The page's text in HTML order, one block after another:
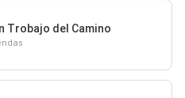
Trobajo del Camino